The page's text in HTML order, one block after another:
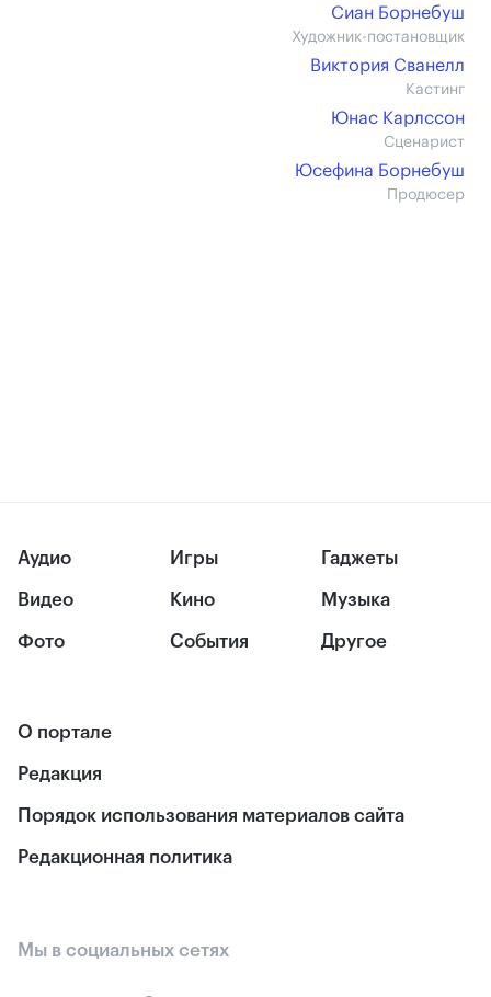
Сиан Борнебуш
Художник-постановщик
Виктория Сванелл
Кастинг
Юнас Карлссон
Сценарист
Юсефина Борнебуш
Продюсер
Аудио
Видео
Фото
Игры
Кино
События
Гаджеты
Музыка
Другое
О портале
Редакция
Порядок использования материалов сайта
Редакционная политика
Мы в социальных сетях